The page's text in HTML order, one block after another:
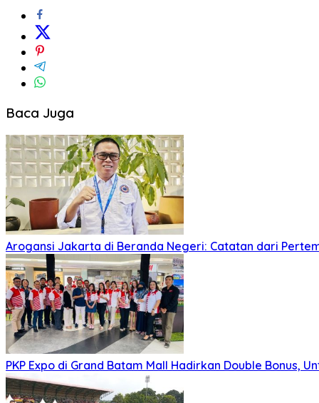
Baca Juga
Arogansi Jakarta di Beranda Negeri: Catatan dari
PKP Expo di Grand Batam Mall Hadirkan Double Bonus,